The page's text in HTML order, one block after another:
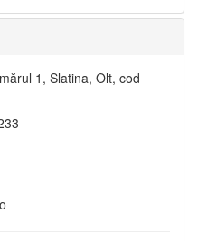
1, Slatina, Olt, cod